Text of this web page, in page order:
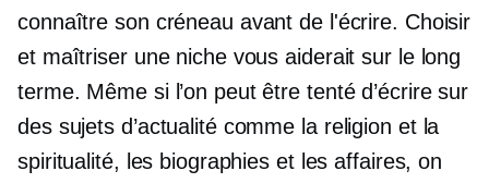
connaître son créneau avant de l'écrire. Choisir
et maîtriser une niche vous aiderait sur le long
terme. Même si l’on peut être tenté d’écrire sur
des sujets d’actualité comme la religion et la
spiritualité, les biographies et les affaires, on